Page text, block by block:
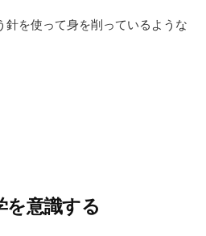
針を使って身を削っているような
を意識する